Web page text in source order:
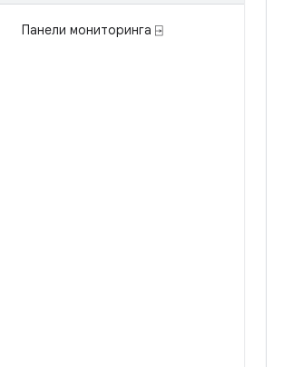
Панели мониторинга ⍈